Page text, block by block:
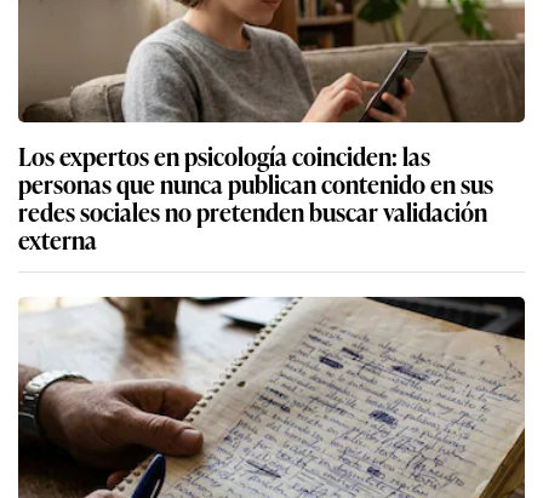
Los expertos en psicología coinciden: las
personas que nunca publican contenido en sus
redes sociales no pretenden buscar validación
externa